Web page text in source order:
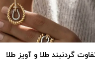
گردنبند طلا و آویز طلا